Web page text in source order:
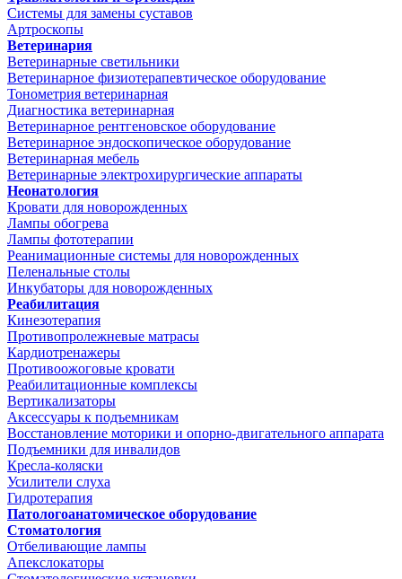
Системы для замены суставов
Артроскопы
Ветеринария
Ветеринарные светильники
Ветеринарное физиотерапевтическое оборудование
Тонометрия ветеринарная
Диагностика ветеринарная
Ветеринарное рентгеновское оборудование
Ветеринарное эндоскопическое оборудование
Ветеринарная мебель
Ветеринарные электрохирургические аппараты
Неонатология
Кровати для новорожденных
Лампы обогрева
Лампы фототерапии
Реанимационные системы для новорожденных
Пеленальные столы
Инкубаторы для новорожденных
Реабилитация
Кинезотерапия
Противопролежневые матрасы
Кардиотренажеры
Противоожоговые кровати
Реабилитационные комплексы
Вертикализаторы
Аксессуары к подъемникам
Восстановление моторики и опорно-двигательного аппарата
Подъемники для инвалидов
Кресла-коляски
Усилители слуха
Гидротерапия
Патологоанатомическое оборудование
Стоматология
Отбеливающие лампы
Апекслокаторы